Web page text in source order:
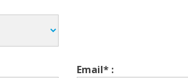
Email* :